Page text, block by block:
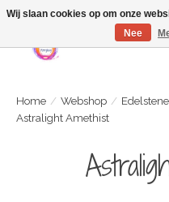
Webshop is geopend maar nog
juli
Home / Webshop /
Astralight Amethist
Wij slaan cookies op om onze
Nee